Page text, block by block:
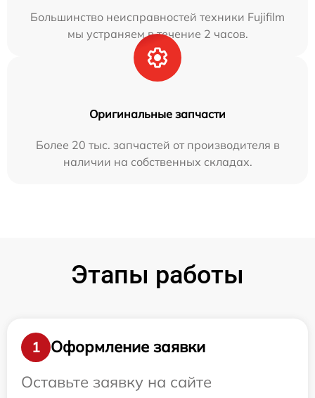
Большинство неисправностей техники Fujifilm
мы устраняем в течение 2 часов.
Оригинальные запчасти
Более 20 тыс. запчастей от производителя в
наличии на собственных складах.
Этапы работы
1
Оформление заявки
Оставьте заявку на сайте